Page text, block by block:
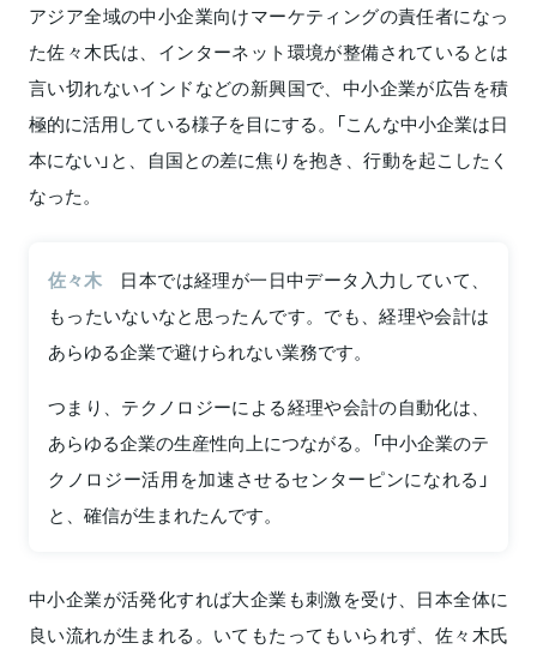
アジア全域の中小企業向けマーケティングの責任者になっ
た佐々木氏は、インターネット環境が整備されているとは
言い切れないインドなどの新興国で、中小企業が広告を積
極的に活用している様子を目にする。「こんな中小企業は日
本にない」と、自国との差に焦りを抱き、行動を起こしたく
なった。
佐々木
日本では経理が一日中データ入力していて、
もったいないなと思ったんです。でも、経理や会計は
あらゆる企業で避けられない業務です。
つまり、テクノロジーによる経理や会計の自動化は、
あらゆる企業の生産性向上につながる。「中小企業のテ
クノロジー活用を加速させるセンターピンになれる」
と、確信が生まれたんです。
中小企業が活発化すれば大企業も刺激を受け、日本全体に
良い流れが生まれる。いてもたってもいられず、佐々木氏